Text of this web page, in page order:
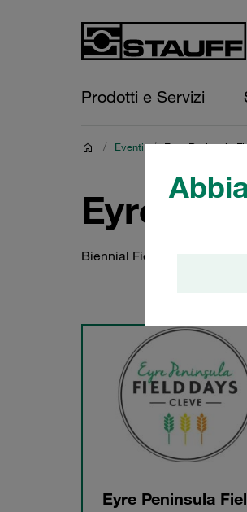
Prodotti e Servizi
/ Eventi / Eyre Peninsula
Eyre
Biennial Field Days
Eyre Peninsula